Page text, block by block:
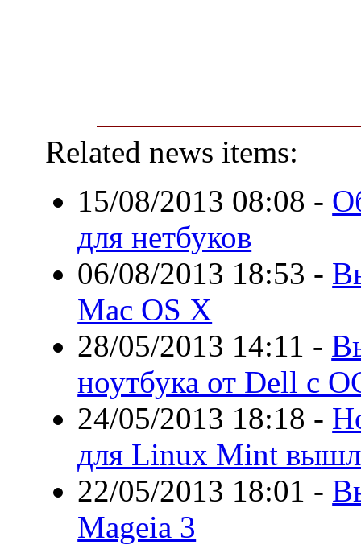
Related news items:
15/08/2013 08:08 -
для нетбуков
06/08/2013 18:53 -
Mac OS X
28/05/2013 14:11 -
ноутбука от Dell с
24/05/2013 18:18 -
для Linux Mint
22/05/2013 18:01 -
Mageia 3